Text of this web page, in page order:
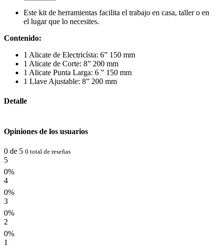
Este kit de herramientas facilita el trabajo en casa, taller o en
el lugar que lo necesites.
Contenido:
1 Alicate de Electricísta: 6” 150 mm
1 Alicate de Corte: 8” 200 mm
1 Alicate Punta Larga: 6 ” 150 mm
1 Llave Ajustable: 8” 200 mm
Detalle
Opiniones de los usuarios
0 de 5 0 total de reseñas
5
0%
4
0%
3
0%
2
0%
1